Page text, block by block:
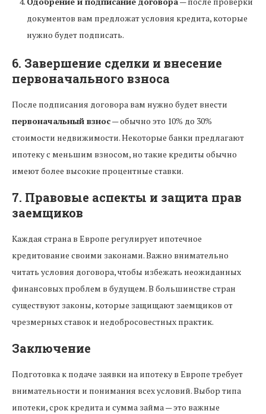
документов вам предложат условия кредита, которые
нужно будет подписать.
6. Завершение сделки и внесение
первоначального взноса
После подписания договора вам нужно будет внести
первоначальный взнос— обычно это 10% до 30%
стоимости недвижимости. Некоторые банки предлагают
ипотеку с меньшим взносом, но такие кредиты обычно
имеют более высокие процентные ставки.
7. Правовые аспекты и защита прав
заемщиков
Каждая страна в Европе регулирует ипотечное
кредитование своими законами. Важно внимательно
читать условия договора, чтобы избежать неожиданных
финансовых проблем в будущем. В большинстве стран
существуют законы, которые защищают заемщиков от
чрезмерных ставок и недобросовестных практик.
Заключение
Подготовка к подаче заявки на ипотеку в Европе требует
внимательности и понимания всех условий. Выбор типа
ипотеки, срок кредита и сумма займа — это важные